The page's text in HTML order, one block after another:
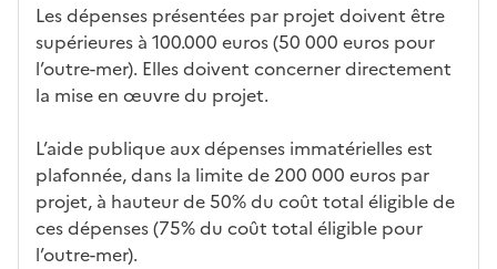
Les dépenses présentées par projet doivent être
supérieures à 100.000 euros (50 000 euros pour
l’outre-mer). Elles doivent concerner directement
la mise en œuvre du projet.
L’aide publique aux dépenses immatérielles est
plafonnée, dans la limite de 200 000 euros par
projet, à hauteur de 50% du coût total éligible de
ces dépenses (75% du coût total éligible pour
l’outre-mer).